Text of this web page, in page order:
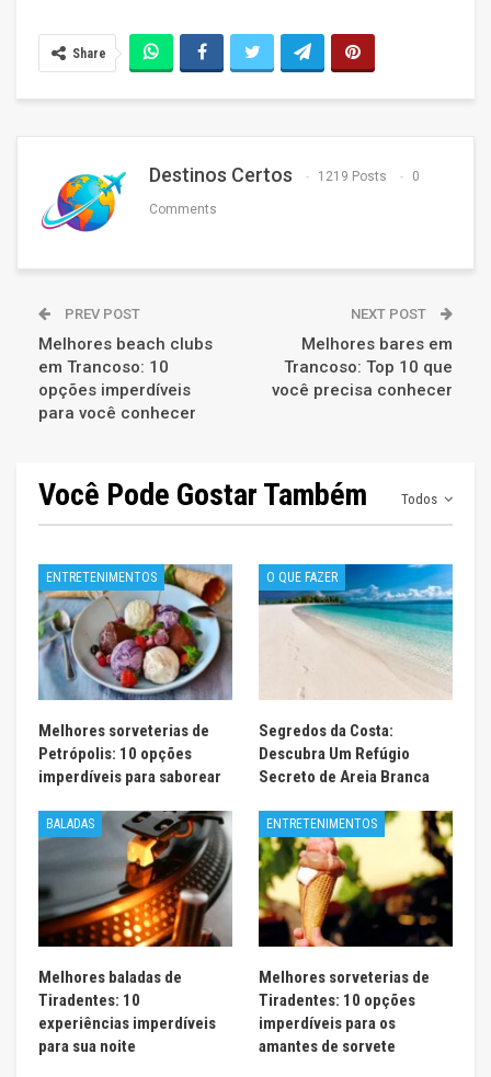
Share
Destinos Certos 1219 Posts 0
Comments
PREV POST
Melhores beach clubs
em Trancoso: 10
opções imperdíveis
para você conhecer
NEXT POST
Melhores bares em
Trancoso: Top 10 que
você precisa conhecer
Todos
Você Pode Gostar Também
ENTRETENIMENTOS
Melhores sorveterias de
Petrópolis: 10 opções
imperdíveis para saborear
O QUE FAZER
Segredos da Costa:
Descubra Um Refúgio
Secreto de Areia Branca
BALADAS
Melhores baladas de
Tiradentes: 10
experiências imperdíveis
para sua noite
ENTRETENIMENTOS
Melhores sorveterias de
Tiradentes: 10 opções
imperdíveis para os
amantes de sorvete